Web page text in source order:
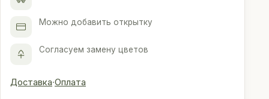
Можно добавить открытку
Согласуем замену цветов
Доставка·Оплата